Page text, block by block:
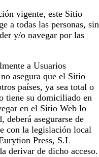
vigente, este Sitio
a todas las personas, sin
y/o navegar por las
a Usuarios
no asegura que el Sitio
países, ya sea total o
tiene su domiciliado en
en el Sitio Web lo
deberá asegurarse de
con la legislación local
Press, S.L
derivar de dicho acceso.